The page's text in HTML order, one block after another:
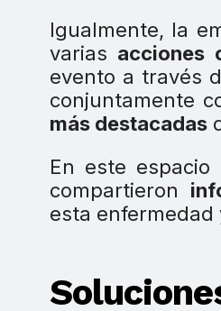
Igualmente, la
varias acciones
evento a través
conjuntamente
más destacadas
En este espacio
compartieron
esta enfermedad